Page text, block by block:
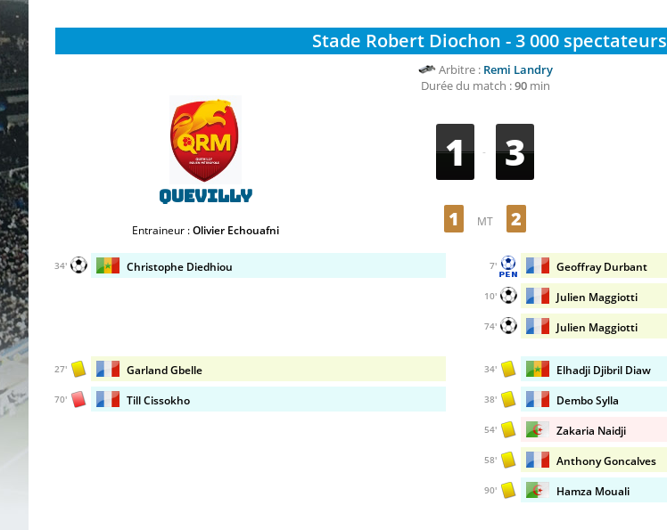
Stade Robert Diochon - 3 000 spectateurs
Arbitre : Remi Landry
Durée du match :90min
Quevilly
Entraineur :Olivier Echouafni
1 - 3
1 MT 2
Christophe Diedhiou
34' Geoffray Durbant
7'
Julien Maggiotti
10'
Julien Maggiotti
74'
Garland Gbelle
27'
Till Cissokho
70'
Elhadji Djibril Diaw
34'
Dembo Sylla
38'
Zakaria Naidji
54'
Anthony Goncalves
58'
Hamza Mouali
90'